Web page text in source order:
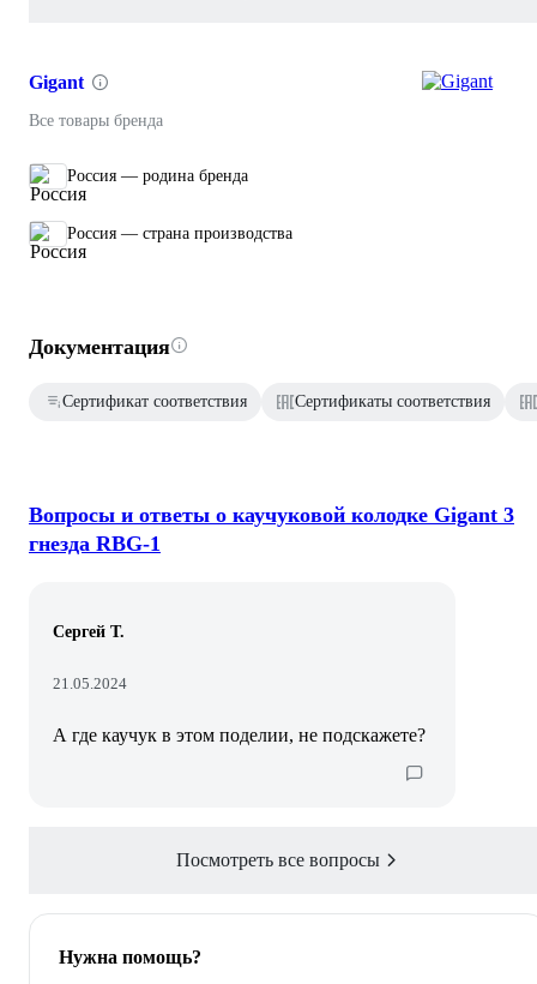
Gigant
Все товары бренда
Россия — родина бренда
Россия — страна производства
Документация
Сертификат соответствия Сертификаты соответствия
Вопросы и ответы о каучуковой колодке Gigant 3
гнезда RBG-1
Сергей Т.
21.05.2024
А где каучук в этом поделии, не подскажете?
Посмотреть все вопросы
Нужна помощь?